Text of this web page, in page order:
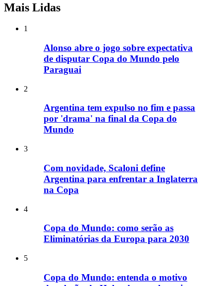
Mais Lidas
1
Alonso abre o jogo sobre expectativa
de disputar Copa do Mundo pelo
Paraguai
2
Argentina tem expulso no fim e passa
por 'drama' na final da Copa do
Mundo
3
Com novidade, Scaloni define
Argentina para enfrentar a Inglaterra
na Copa
4
Copa do Mundo: como serão as
Eliminatórias da Europa para 2030
5
Copa do Mundo: entenda o motivo